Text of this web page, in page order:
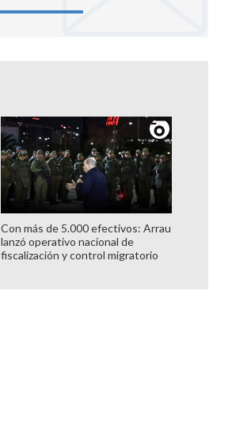
Con más de 5.000 efectivos: Arrau
lanzó operativo nacional de
fiscalización y control migratorio